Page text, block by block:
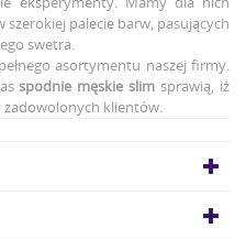
palecie barw, pasujących
swetra.
asortymentu naszej firmy.
spodnie męskie slim sprawią, iż
zadowolonych klientów.